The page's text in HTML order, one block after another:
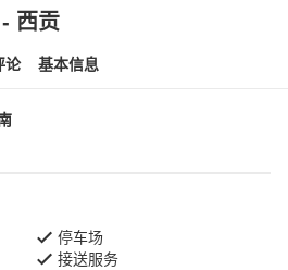
西贡
论 基本信息
停车场
接送服务